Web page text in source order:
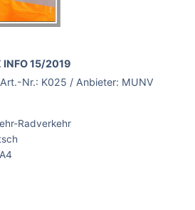
INFO 15/2019
Nr.: K025 / Anbieter: MUNV
Radverkehr